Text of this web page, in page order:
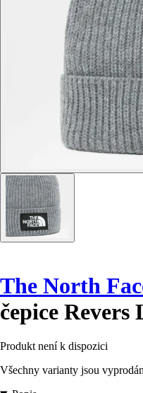
The North
čepice Revers
Produkt není k dispozici
Všechny varianty jsou